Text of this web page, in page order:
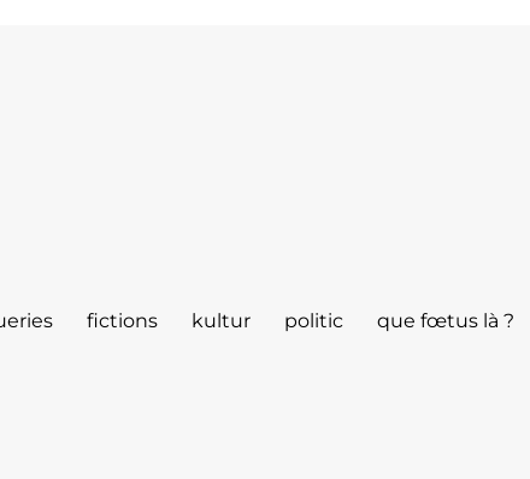
fictions kultur politic que fœtus là ?